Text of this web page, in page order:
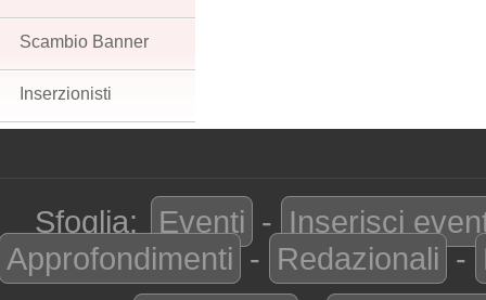
Scambio Banner
Inserzionisti
Sfoglia: Eventi - Inserisci
Approfondimenti - Redazionali -